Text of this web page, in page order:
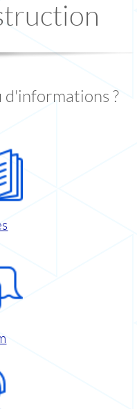
d'informations ?